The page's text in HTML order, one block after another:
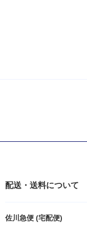
配送・送料について
佐川急便 (宅配便)